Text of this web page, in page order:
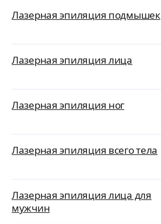
Лазерная эпиляция подмышек
Лазерная эпиляция лица
Лазерная эпиляция ног
Лазерная эпиляция всего тела
Лазерная эпиляция лица для
мужчин